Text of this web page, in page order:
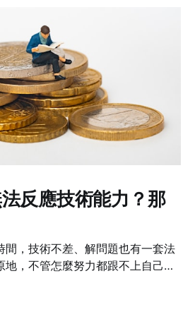
反應技術能力？那
間，技術不差、解問題也有一套法
地，不管怎麼努力都跟不上自己的
，真的只有這個數字嗎？」但光靠